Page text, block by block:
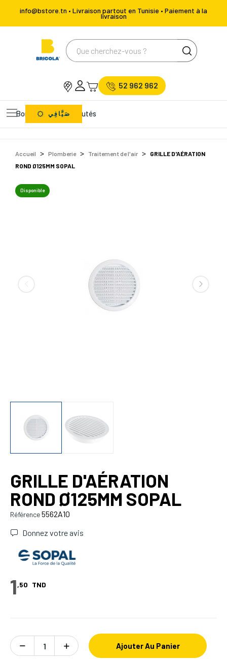
info@bstore.tn • Livraison partout en Tunisie • Paiement à la
livraison
52 962 962
Bons Plans Nouveautés
صَيَّافِي
Accueil Plomberie Traitement de l'air
GRILLE D'AÉRATION
ROND Ø125MM SOPAL
Disponible
GRILLE D'AÉRATION
ROND Ø125MM SOPAL
Référence5562A10
Donnez votre avis
1,50 TND
Ajouter Au Panier